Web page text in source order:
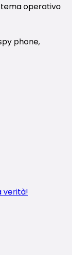
operativo
phone,
verità!